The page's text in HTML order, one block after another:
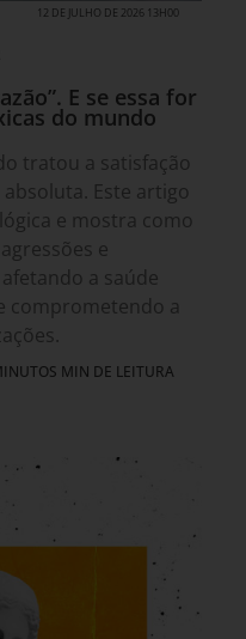
12 DE JULHO DE 2026 13H00
E se essa for
do mundo
tratou a satisfação
Este artigo
e mostra como
e
a saúde
comprometendo a
MIN DE LEITURA